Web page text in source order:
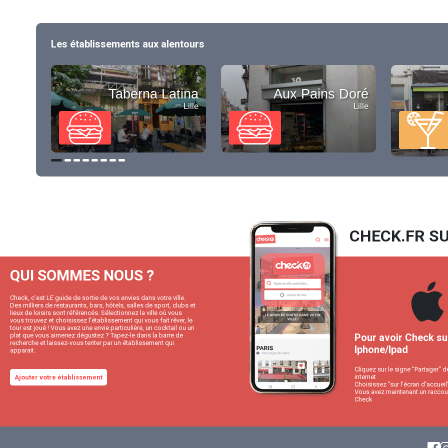
Les établissements aux alentours
Taberna Latina
Lille
Aux Pains Doré
Lille
QUI SOMMES NOUS ?
Check, c’est LE guide de sortie de vos envies dans votre ville.
Des milliers de restaurants, bars, hôtels, salles de sport, clubs et
lieux de loisirs sont référencés. Sélectionnez la ville où vous
vous trouvez et choisissez l’établissement qui vous fait rêver, le
tour est joué ! Vous avez une envie particulière, un cocktail ou un
plat que vous aimeriez dégustez ? Tapez-le dans la barre de
recherche et laissez-vous tenter par un établissement qui
apparait.
Ajouter votre établissement
CHECK.FR
Pour avoir Check
Iphone/Ipad
Cliquez sur le signe "Partager"
internet
Choisissez "sur l'écran
Vous avez maintenant un
Check